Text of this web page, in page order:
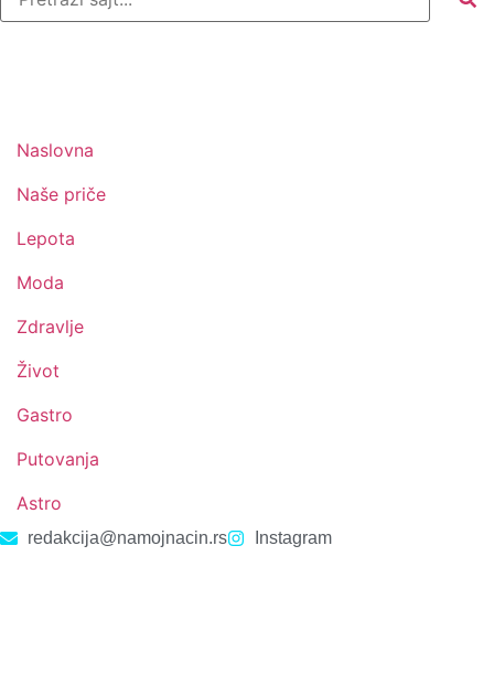
Naslovna
Naše priče
Lepota
Moda
Zdravlje
Život
Gastro
Putovanja
Astro
redakcija@namojnacin.rs Instagram